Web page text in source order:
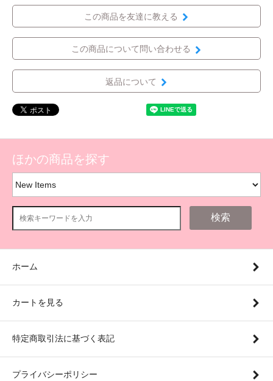
この商品を友達に教える
この商品について問い合わせる
返品について
ほかの商品を探す
検索
ホーム
カートを見る
特定商取引法に基づく表記
プライバシーポリシー